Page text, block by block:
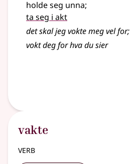
holde seg unna;
ta seg i akt
det skal jeg vokte meg vel for;
vokt deg for hva du sier
vakte
verb